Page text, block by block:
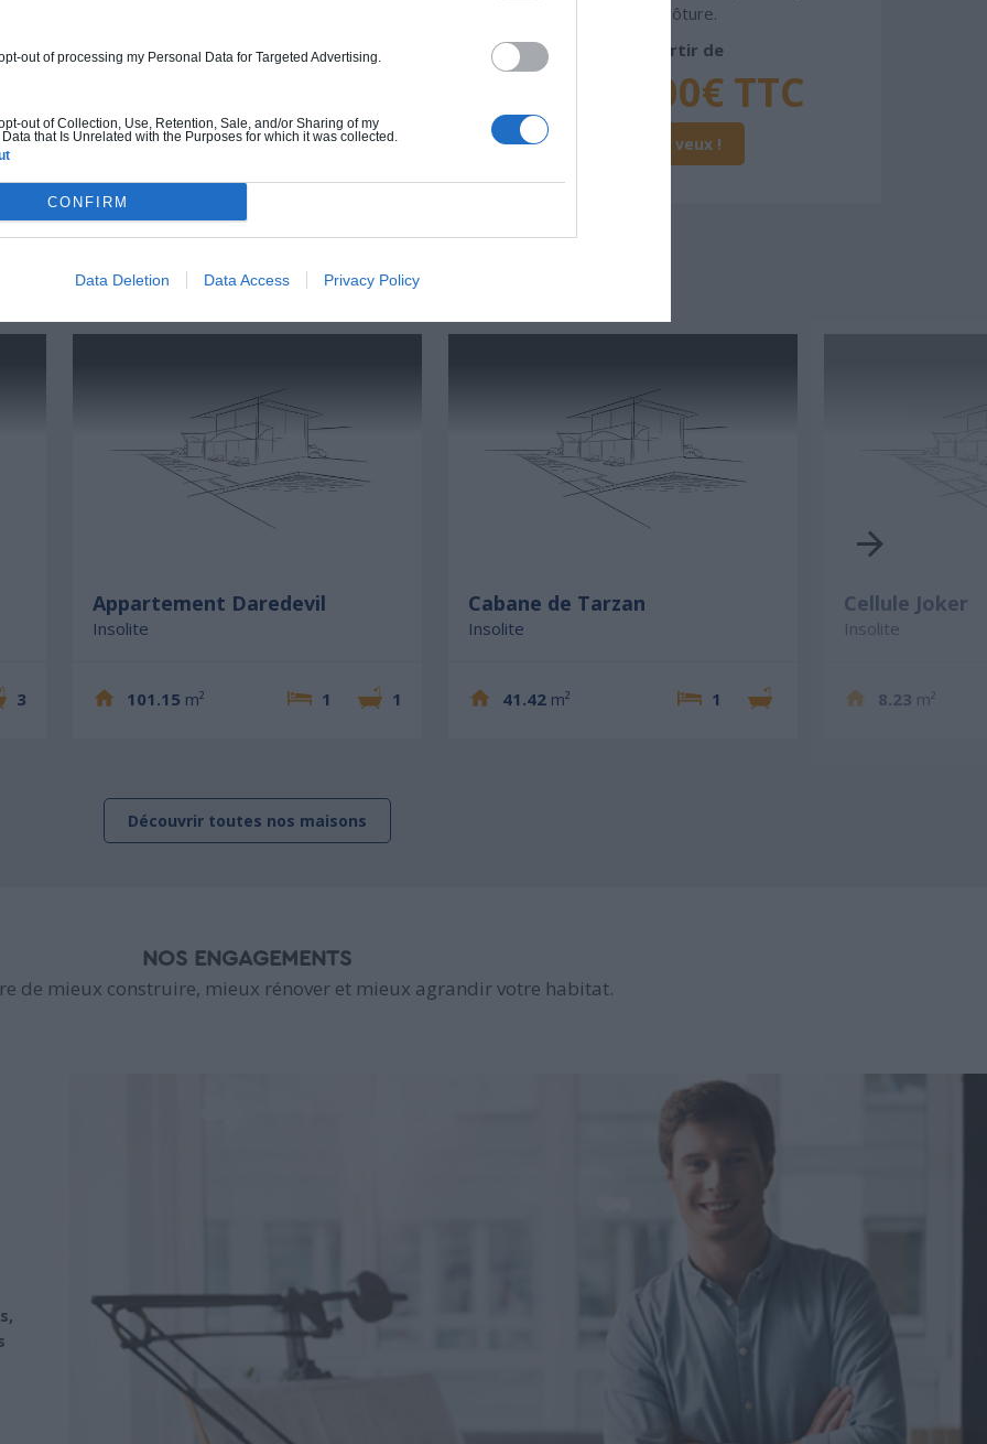
opt-out of processing my Personal Data for Targeted Advertising.
opt-out of Collection, Use, Retention, Sale, and/or Sharing of my
Data that Is Unrelated with the Purposes for which it was collected.
CONFIRM
Data Deletion Data Access Privacy Policy
À partir de
Je la veux !
et clôture.
À partir de
144 000€ TTC
Je la veux !
MAISONS QUI POURRAIENT VOUS INTÉRESSER
3
Appartement Daredevil
Insolite
101.15 m² 1 1
Cabane de Tarzan
Insolite
41.42 m² 1
Cellule Joker
Insolite
8.23 m²
Découvrir toutes nos maisons
NOS ENGAGEMENTS
de mieux construire, mieux rénover et mieux agrandir votre habitat.